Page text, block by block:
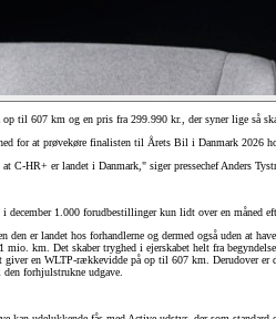
607 km og en pris fra 299.990 kr., der syner lige så
for at prøvekøre finalisten til Årets Bil i Danmark
HR+ er landet i Danmark," siger pressechef Anders
1.000 forudbestillinger kun lidt over en måned
den er landet hos forhandlerne og dermed også uden
km. Det skaber tryghed i ejerskabet helt fra
en WLTP-rækkevidde på op til 607 km. Derudover
forhjulstrukne udgave.